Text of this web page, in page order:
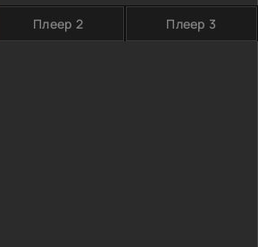
Плеер 2 Плеер 3